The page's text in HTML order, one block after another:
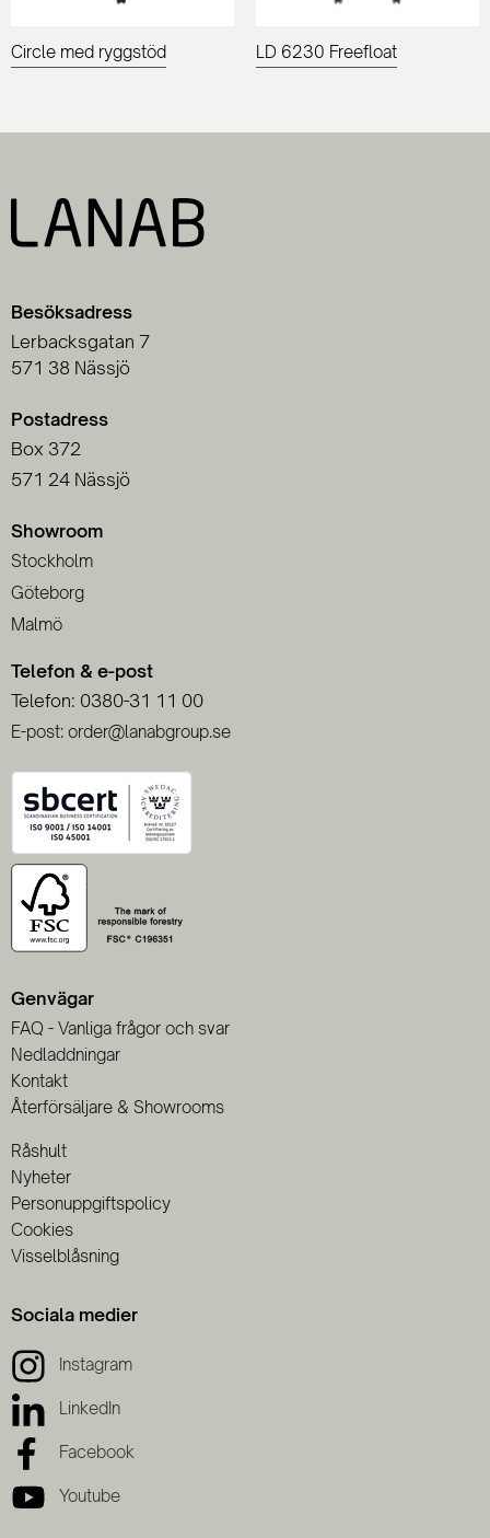
Circle med ryggstöd LD 6230 Freefloat
Besöksadress
Lerbacksgatan 7
571 38 Nässjö
Postadress
Box 372
571 24 Nässjö
Showroom
Stockholm
Göteborg
Malmö
Telefon & e-post
Telefon: 0380-31 11 00
E-post: order@lanabgroup.se
Genvägar
FAQ - Vanliga frågor och svar
Nedladdningar
Kontakt
Återförsäljare & Showrooms
Råshult
Nyheter
Personuppgiftspolicy
Cookies
Visselblåsning
Sociala medier
Instagram
LinkedIn
Facebook
Youtube